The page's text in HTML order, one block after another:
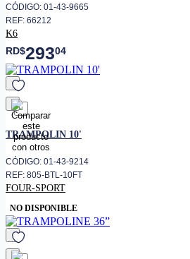
CÓDIGO: 01-43-9665
REF: 66212
K6
RD$29304
favorito
TRAMPOLIN 10'
CÓDIGO: 01-43-9214
REF: 805-BTL-10FT
FOUR-SPORT
NO DISPONIBLE